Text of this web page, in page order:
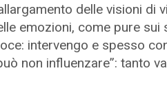
delle visioni di
emozioni, come pure sui
intervengo e spesso
non influenzare”: tanto